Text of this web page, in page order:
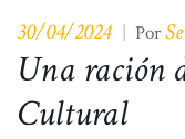
30/04/2024 Por
Una ración
Cultural